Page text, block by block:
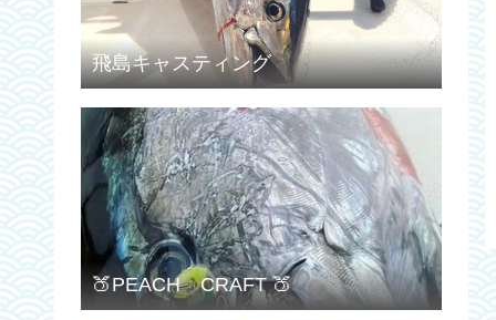
飛島キャスティング
🍑PEACH CRAFT 🍑